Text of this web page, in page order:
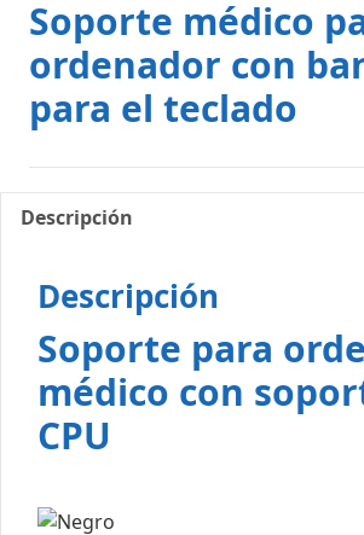
Soporte médico
ordenador con
para el teclado
Descripción
Descripción
Soporte para
médico con
CPU